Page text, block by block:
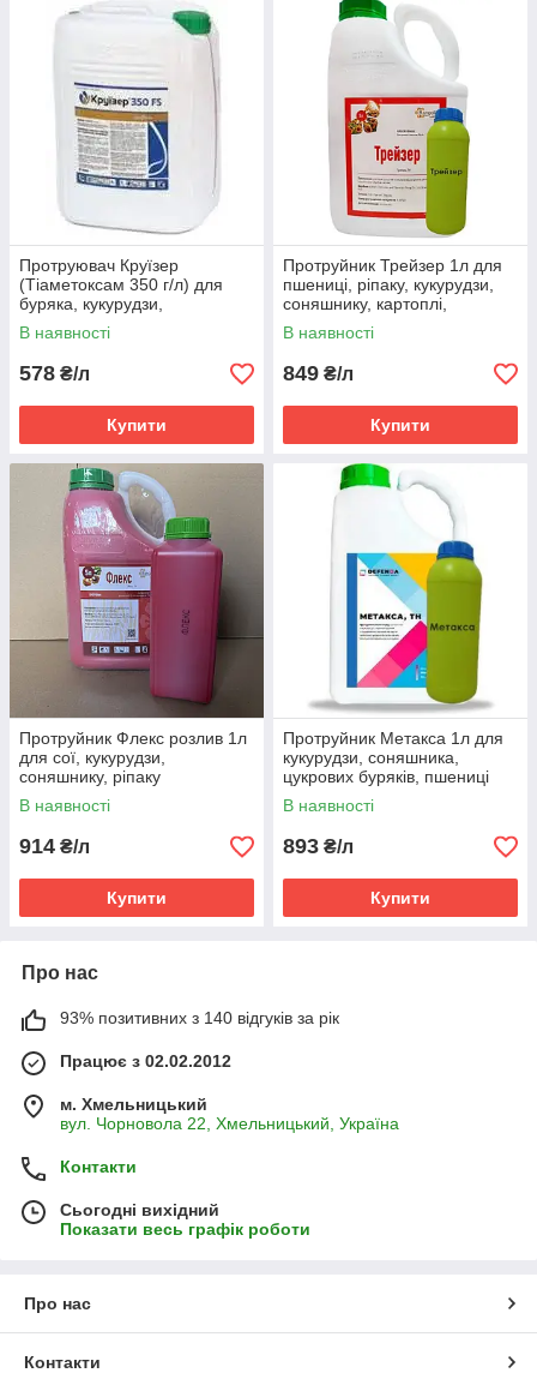
Протруювач Круїзер
(Тіаметоксам 350 г/л) для
буряка, кукурудзи,
соняшника, ріпаку, картоплі,
пшениці
В наявності
578 ₴/л
Купити
Протруйник Трейзер 1л для
пшениці, ріпаку, кукурудзи,
соняшнику, картоплі,
цукрових буряків
(Тіаметоксам)
В наявності
849 ₴/л
Купити
Протруйник Флекс розлив 1л
для сої, кукурудзи,
соняшнику, ріпаку
(флудіоксоніл + металаксил –
М)
В наявності
914 ₴/л
Купити
Протруйник Метакса 1л для
кукурудзи, соняшника,
цукрових буряків, пшениці
озимої, сої (тіаметоксам, 350
г/л)
В наявності
893 ₴/л
Купити
Про нас
93% позитивних з 140 відгуків за рік
Працює з 02.02.2012
м. Хмельницький
вул. Чорновола 22, Хмельницький, Україна
Контакти
Сьогодні вихідний
Показати весь графік роботи
Про нас
Контакти